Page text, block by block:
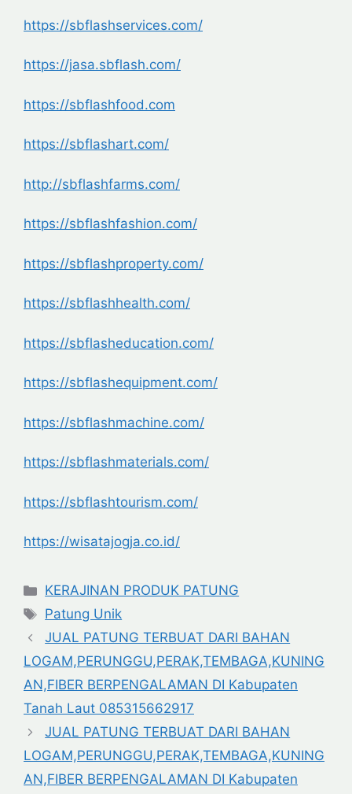
https://sbflashservices.com/
https://jasa.sbflash.com/
https://sbflashfood.com
https://sbflashart.com/
http://sbflashfarms.com/
https://sbflashfashion.com/
https://sbflashproperty.com/
https://sbflashhealth.com/
https://sbflasheducation.com/
https://sbflashequipment.com/
https://sbflashmachine.com/
https://sbflashmaterials.com/
https://sbflashtourism.com/
https://wisatajogja.co.id/
Categories
KERAJINAN PRODUK PATUNG
Tags
Patung Unik
JUAL PATUNG TERBUAT DARI BAHAN
LOGAM,PERUNGGU,PERAK,TEMBAGA,KUNING
AN,FIBER BERPENGALAMAN DI Kabupaten
Tanah Laut 085315662917
JUAL PATUNG TERBUAT DARI BAHAN
LOGAM,PERUNGGU,PERAK,TEMBAGA,KUNING
AN,FIBER BERPENGALAMAN DI Kabupaten